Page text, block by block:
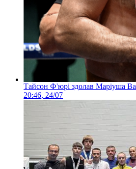
Тайсон Ф'юрі здолав Маріуша
20:46, 24/07